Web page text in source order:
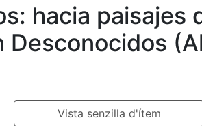
hacia paisajes
Desconocidos
Vista senzilla d'ítem